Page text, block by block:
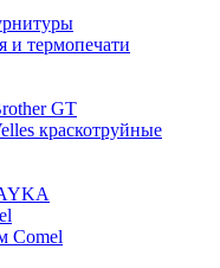
и термопечати
GT
краскотруйные
Comel